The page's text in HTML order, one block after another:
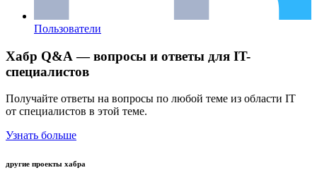
Пользователи
Хабр Q&A — вопросы и ответы для IT-
специалистов
Получайте ответы на вопросы по любой теме из области IT
от специалистов в этой теме.
Узнать больше
другие проекты хабра